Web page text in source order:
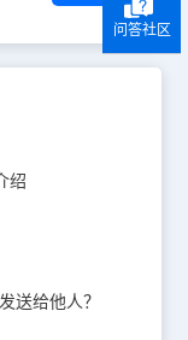
绍
送给他人？
问答社区